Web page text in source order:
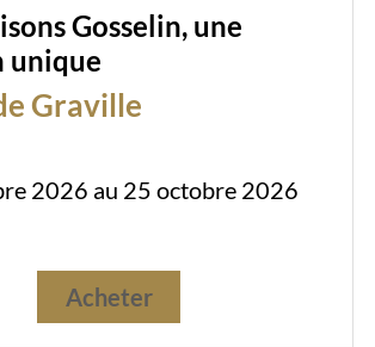
Gosselin, une
unique
Graville
2026 au 25 octobre 2026
Acheter